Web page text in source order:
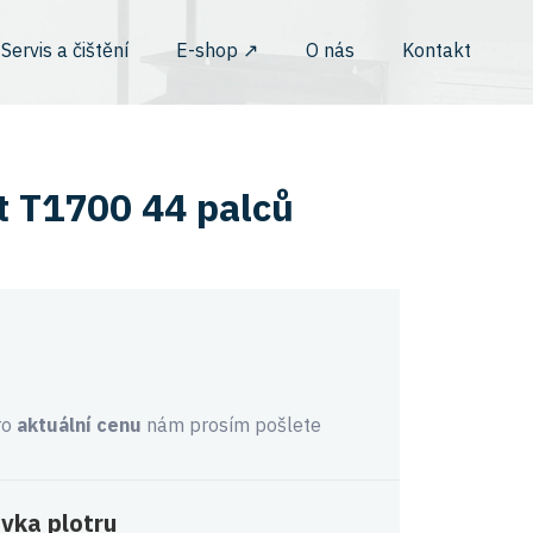
Servis a čištění E-shop ↗︎ O nás Kontakt
T1700 44 palců
aktuální cenu nám prosím pošlete
plotru